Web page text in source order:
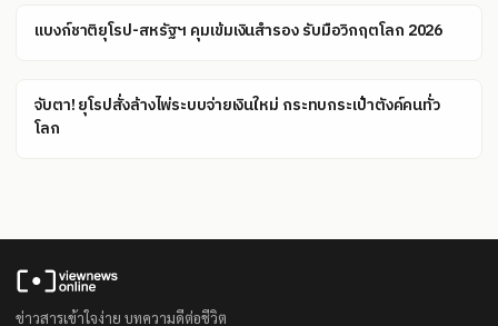
แบงก์ชาติยุโรป-สหรัฐฯ คุมเข้มเงินสำรอง รับมือวิกฤตโลก 2026
จับตา! ยุโรปสั่งล้างไพ่ระบบจ่ายเงินใหม่ กระทบกระเป๋าตังค์คนทั่ว
โลก
ข่าวสารเข้าใจง่าย บทความดีต่อชีวิต